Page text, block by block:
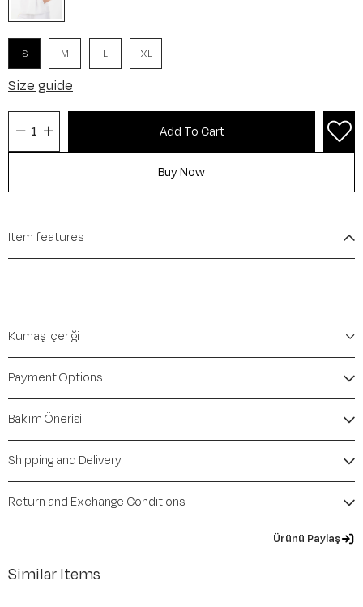
S M L XL
Size guide
Item features
Kumaş İçeriği
Payment Options
Bakım Önerisi
Shipping and Delivery
Return and Exchange Conditions
Ürünü Paylaş
Similar Items